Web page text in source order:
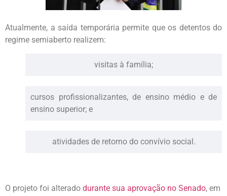
Atualmente, a saída temporária permite que os detentos do
regime semiaberto realizem:
visitas à família;
cursos profissionalizantes, de ensino médio e de
ensino superior; e
atividades de retorno do convívio social.
O projeto foi alterado durante sua aprovação no Senado, em